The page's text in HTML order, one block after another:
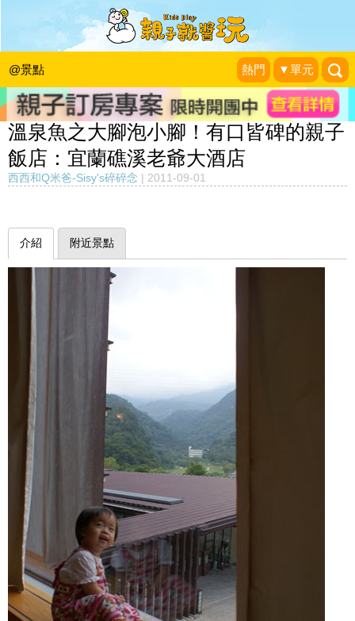
@景點 熱門 ▼單元
溫泉魚之大腳泡小腳！有口皆碑的親子
飯店：宜蘭礁溪老爺大酒店
西西和Q米爸-Sisy's碎碎念 2011-09-01
介紹 附近景點